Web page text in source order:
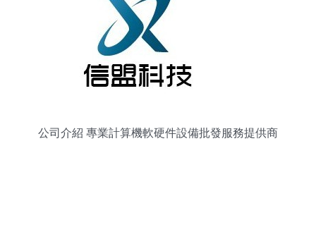
公司介紹 專業計算機軟硬件設備批發服務提供商